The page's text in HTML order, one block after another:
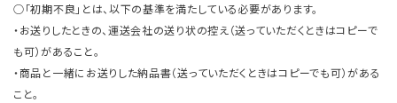
○「初期不良」とは、以下の基準を満たしている必要があります。
・お送りしたときの、運送会社の送り状の控え（送っていただくときはコピーで
も可）があること。
・商品と一緒にお送りした納品書（送っていただくときはコピーでも可）がある
こと。